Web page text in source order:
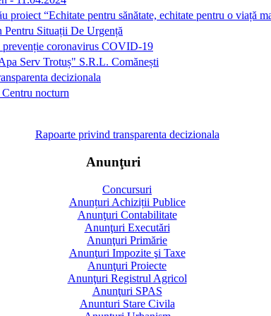
proiect “Echitate pentru sănătate, echitate pentru o viață
Pentru Situații De Urgență
prevenție coronavirus COVID-19
Serv Trotuș" S.R.L. Comănești
decizionala
nocturn
Rapoarte privind transparenta decizionala
Anunţuri
Concursuri
Anunțuri Achiziții Publice
Anunţuri Contabilitate
Anunţuri Executări
Anunţuri Primărie
Anunţuri Impozite şi Taxe
Anunţuri Proiecte
Anunţuri Registrul Agricol
Anunţuri SPAS
Anunturi Stare Civila